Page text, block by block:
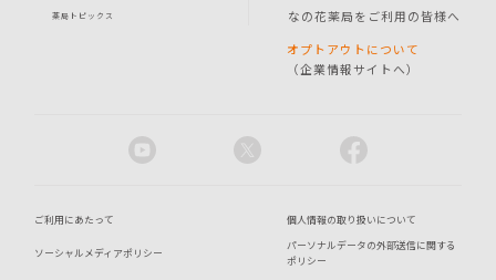
薬局トピックス
なの花薬局をご利用の皆様へ
オプトアウトについて
（企業情報サイトへ）
ご利用にあたって 個人情報の取り扱いについて
ソーシャルメディアポリシー
パーソナルデータの外部送信に関する
ポリシー